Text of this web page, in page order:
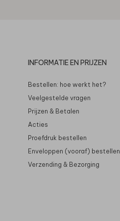
INFORMATIE EN PRIJZEN
Bestellen: hoe werkt het?
Veelgestelde vragen
Prijzen & Betalen
Acties
Proefdruk bestellen
Enveloppen (vooraf) bestellen
Verzending & Bezorging